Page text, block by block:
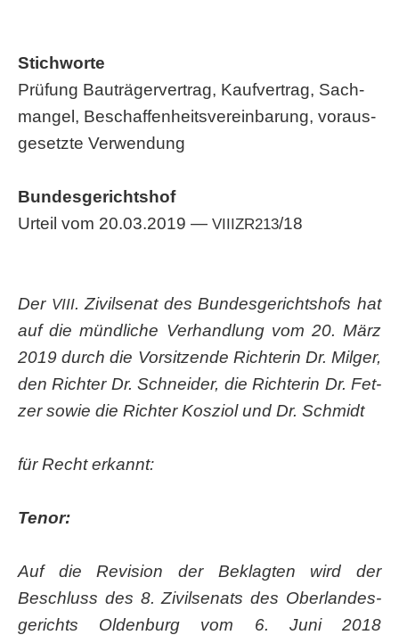
Stich­wor­te
Prü­fung Bau­trä­ger­ver­trag, Kauf­ver­trag, Sach­
man­gel, Beschaf­fen­heits­ver­ein­ba­rung, vor­aus­
ge­setz­te Verwendung
Bun­des­ge­richts­hof
Urteil vom 20.03.2019 — VIIIZR213/18
Der VIII. Zivil­se­nat des Bun­des­ge­richts­hofs hat
auf die münd­li­che Ver­hand­lung vom 20. März
2019 durch die Vor­sit­zen­de Rich­te­rin Dr. Mil­ger,
den Rich­ter Dr. Schnei­der, die Rich­te­rin Dr. Fet­
zer sowie die Rich­ter Kos­zi­ol und Dr. Schmidt
für Recht erkannt:
Tenor:
Auf die Revi­si­on der Beklag­ten wird der
Beschluss des 8. Zivil­se­nats des Ober­lan­des­
ge­richts Olden­burg vom 6. Juni 2018